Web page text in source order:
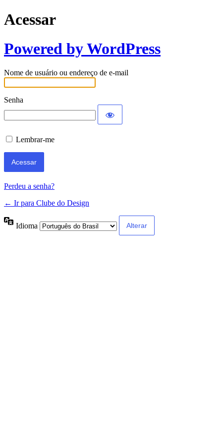
Acessar
Powered by WordPress
Nome de usuário ou endereço de e-mail
Senha
Lembrar-me
Perdeu a senha?
← Ir para Clube do Design
Idioma